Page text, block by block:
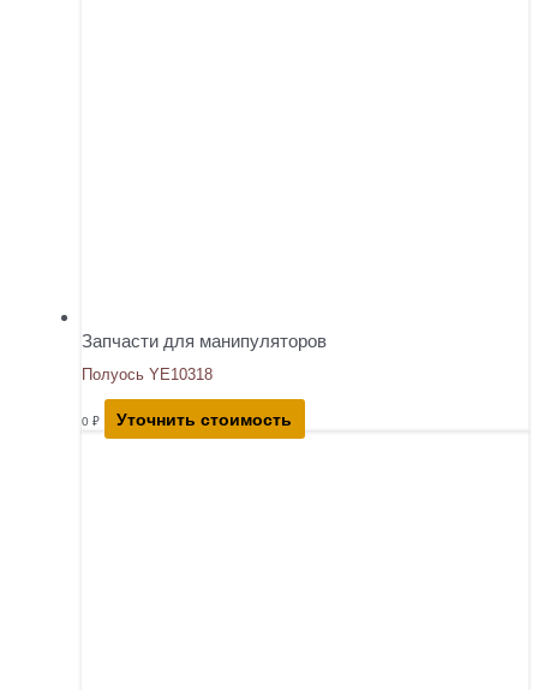
Запчасти для манипуляторов
Полуось YE10318
0 ₽ Уточнить стоимость